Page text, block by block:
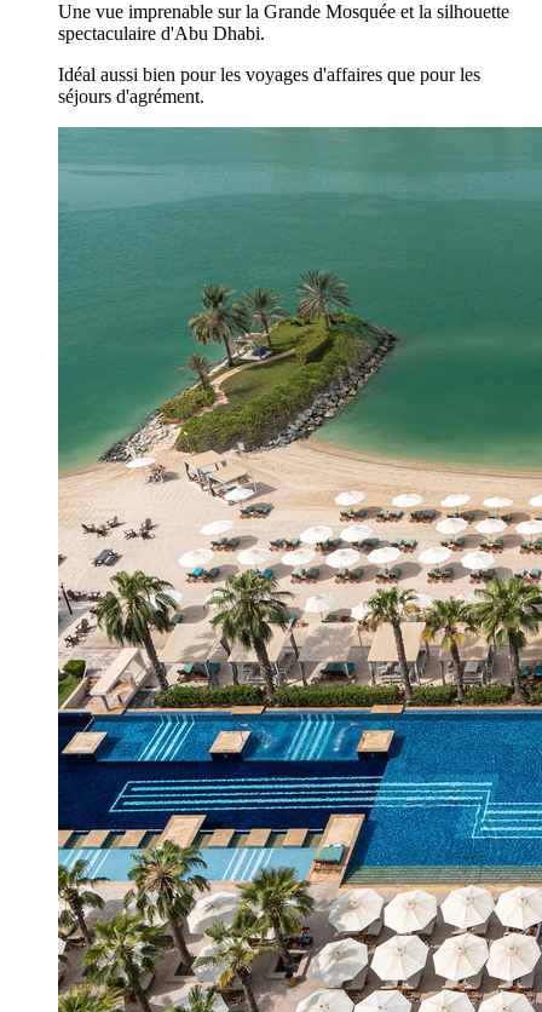
Une vue imprenable sur la Grande Mosquée et la silhouette
spectaculaire d'Abu Dhabi.
Idéal aussi bien pour les voyages d'affaires que pour les
séjours d'agrément.